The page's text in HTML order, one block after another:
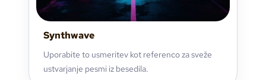
Synthwave
Uporabite to usmeritev kot referenco za sveže
ustvarjanje pesmi iz besedila.